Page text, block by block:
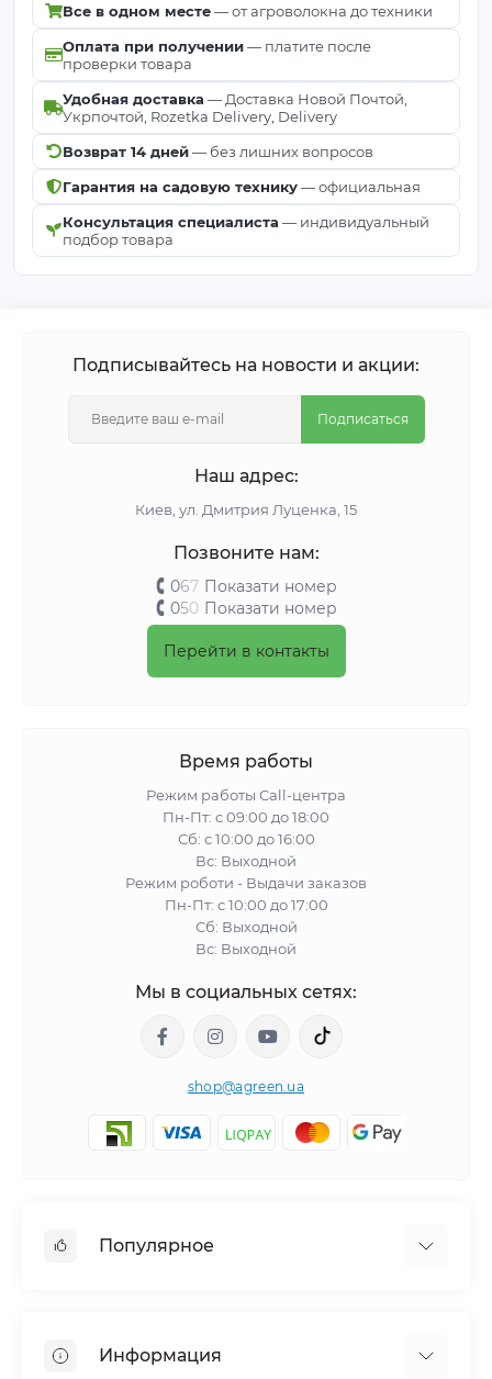
Все в одном месте— от агроволокна до техники
Оплата при получении— платите после
проверки товара
Удобная доставка — Доставка Новой Почтой,
Укрпочтой, Rozetka Delivery, Delivery
Возврат 14 дней— без лишних вопросов
Гарантия на садовую технику— официальная
Консультация специалиста — индивидуальный
подбор товара
Подписывайтесь на новости и акции:
Подписаться
Наш адрес:
Киeв, ул. Дмитрия Луценка, 15
Позвоните нам:
067 Показати номер
050 Показати номер
Перейти в контакты
Время работы
Режим работы Call-центра
Пн-Пт: с 09:00 до 18:00
Сб: с 10:00 до 16:00
Вс: Выходной
Режим роботи - Выдачи заказов
Пн-Пт: с 10:00 до 17:00
Сб: Выходной
Вс: Выходной
Мы в социальных сетях:
shop@agreen.ua
Популярное
Сетка шпалерная
Информация